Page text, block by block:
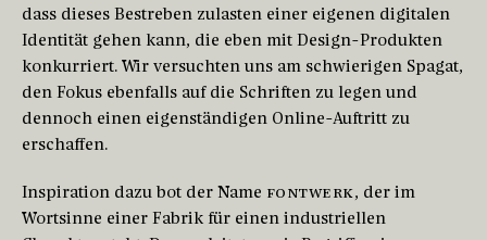
dass dieses Bestreben zulasten einer eigenen digitalen
Identität gehen kann, die eben mit Design-Produkten
konkurriert. Wir versuchten uns am schwierigen Spagat,
den Fokus ebenfalls auf die Schriften zu legen und
dennoch einen eigenständigen Online-Auftritt zu
erschaffen.
Inspiration dazu bot der Name Fontwerk, der im
Wortsinne einer Fabrik für einen industriellen